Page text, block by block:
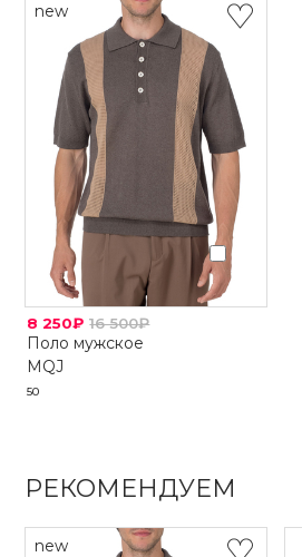
new
8 250₽ 16 500₽
Поло мужское
MQJ
50
РЕКОМЕНДУЕМ
new